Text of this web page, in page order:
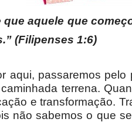
aquele que
(Filipenses 1:6)
aqui, passaremos
terrena.
e transformação.
não sabemos o que